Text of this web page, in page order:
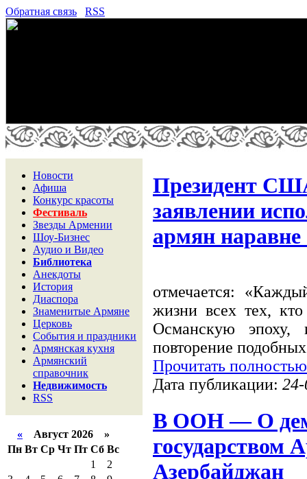
Обратная связь RSS
Новости
Афиша
Конкурс красоты
Фестиваль
Звезды Армении
Шоу-Бизнес
Аудио и Видео
Библиотека
Анекдоты
История
Диаспора
Знаменитые Армяне
Церковь
События и праздники
Армянская кухня
Армянский
справочник
Недвижимость
RSS
« Август 2026 »
Пн Вт Ср Чт Пт Сб Вс
1
2
Президент
заявлении
армян
отмечается:
жизни всех тех,
Османскую эпоху,
повторение
Прочитать полностью
Дата публикации:
В ООН — О
государством
Азербайджан